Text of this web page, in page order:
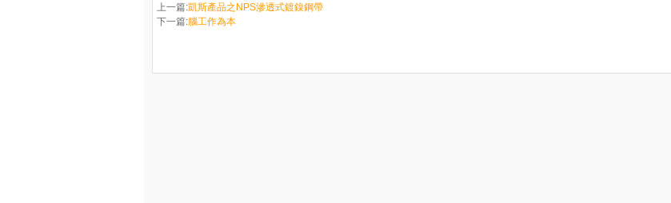
上一篇:凱斯產品之NPS滲透式鍍鎳鋼帶
下一篇:腦工作為本